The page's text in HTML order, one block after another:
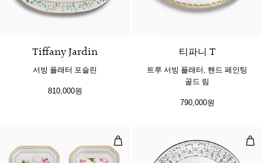
Tiffany Jardin
서빙 플래터 포슬린
810,000원
티파니 T
트루 서빙 플래터, 핸드 페인팅
골드 림
790,000원
비드 포쉬 4개 세트, 본차이나 트